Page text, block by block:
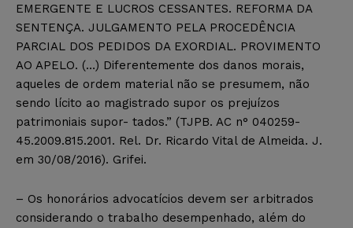
EMERGENTE E LUCROS CESSANTES. REFORMA DA
SENTENÇA. JULGAMENTO PELA PROCEDÊNCIA
PARCIAL DOS PEDIDOS DA EXORDIAL. PROVIMENTO
AO APELO. (…) Diferentemente dos danos morais,
aqueles de ordem material não se presumem, não
sendo lícito ao magistrado supor os prejuízos
patrimoniais supor- tados.” (TJPB. AC n° 040259-
45.2009.815.2001. Rel. Dr. Ricardo Vital de Almeida. J.
em 30/08/2016). Grifei.
– Os honorários advocatícios devem ser arbitrados
considerando o trabalho desempenhado, além do